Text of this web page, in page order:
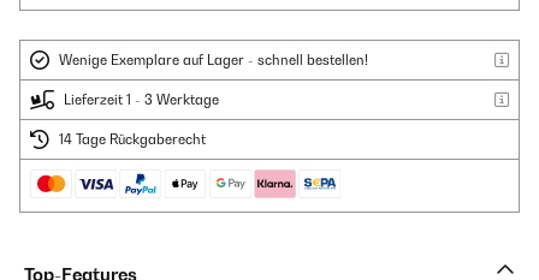
Wenige Exemplare auf Lager - schnell bestellen!
Lieferzeit 1 - 3 Werktage
14 Tage Rückgaberecht
Top-Features